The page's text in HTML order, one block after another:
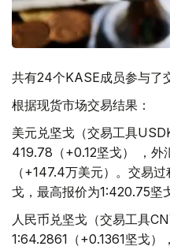
共有24个KASE成员参与了
根据现货市场交易结果：
美元兑坚戈（交易工具
419.78（+0.12坚戈） ，外
（+147.4万美元）。交易
戈，最高报价为1:420.75坚
人民币兑坚戈（交易工具
1:64.2861（+0.1361坚戈